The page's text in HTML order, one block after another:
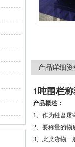
产品详细资
1吨围栏
产品概述：
1、作为牲畜屠
2、要称量的物
3、此类货物一